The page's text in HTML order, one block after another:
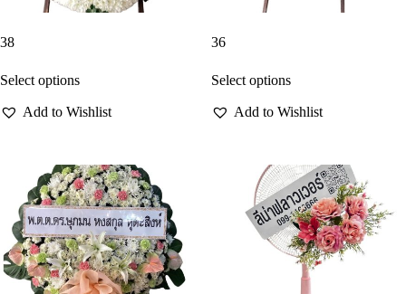
38
Select options
Add to Wishlist
36
Select options
Add to Wishlist